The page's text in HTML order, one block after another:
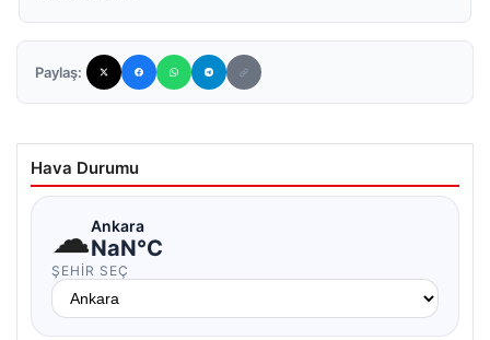
Paylaş:
Hava Durumu
☁Ankara
NaN°C
ŞEHIR SEÇ